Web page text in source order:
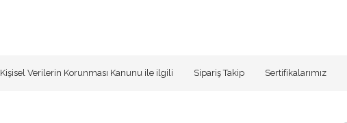
Kişisel Verilerin Korunması Kanunu ile ilgili Sipariş Takip Sertifikalarımız